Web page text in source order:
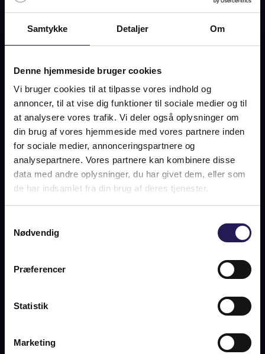
Samtykke Detaljer Om
Denne hjemmeside bruger cookies
Vi bruger cookies til at tilpasse vores indhold og
annoncer, til at vise dig funktioner til sociale medier og til
at analysere vores trafik. Vi deler også oplysninger om
din brug af vores hjemmeside med vores partnere inden
for sociale medier, annonceringspartnere og
analysepartnere. Vores partnere kan kombinere disse
data med andre oplysninger, du har givet dem, eller som
de har indsamlet fra din brug af deres tjenester.
Nødvendig
Præferencer
Statistik
Marketing
BREDEVEJ 20, 2830 VIRUM
OM BOLIGEN
Huset på Bredevej fik i 2010 et nyt liv. Et liv med lys, luft og
drømmer om, med veltænkte løsninger og en indretning,
som gør hverdagen nemmere og mere centret omkring
sammensmeltning af inde- og udeliv. En vellykket mission på
at kombinere moderne boligkomfort med sjæl og charme.
Indretning: Entré med garderobeplads, som via indbydende
gang fører til husets store opholdsrum hvorfra terrassen og